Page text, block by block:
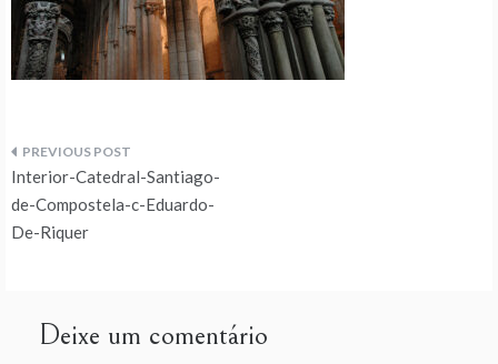
Navegação
de
Interior-Catedral-Santiago-
de-Compostela-c-Eduardo-
De-Riquer
Deixe um comentário